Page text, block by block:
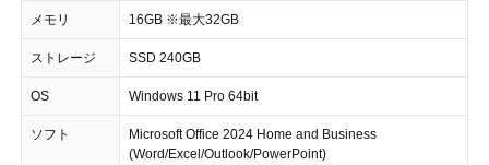
メモリ 16GB ※最大32GB
ストレージ SSD 240GB
OS Windows 11 Pro 64bit
ソフト
Microsoft Office 2024 Home and Business
(Word/Excel/Outlook/PowerPoint)